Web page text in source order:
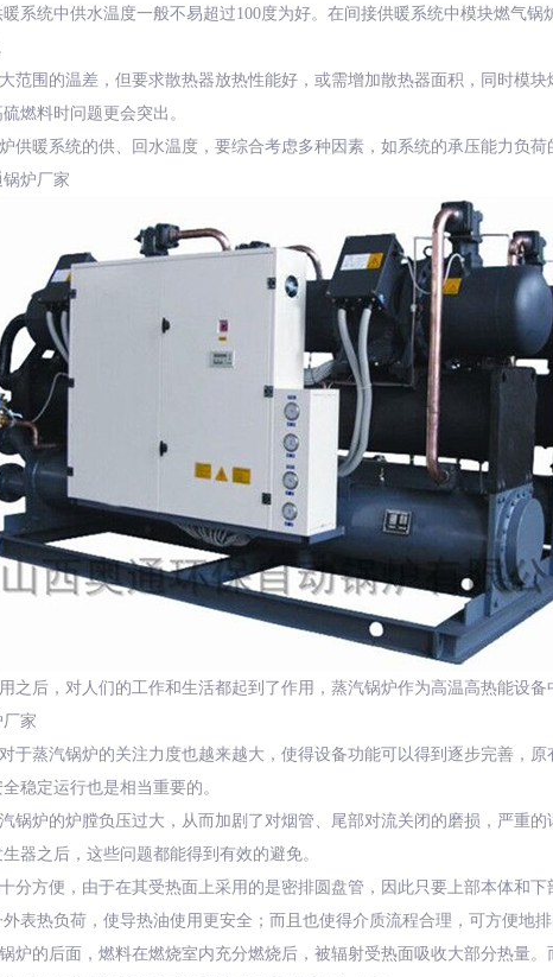
系统中供水温度一般不易超过100度为好。在间接供暖系统中模块燃气
范围的温差，但要求散热器放热性能好，或需增加散热器面积，同时模
燃料时问题更会突出。
供暖系统的供、回水温度，要综合考虑多种因素，如系统的承压能力负
炉厂家
之后，对人们的工作和生活都起到了作用，蒸汽锅炉作为高温高热能设
家
于蒸汽锅炉的关注力度也越来越大，使得设备功能可以得到逐步完善，
稳定运行也是相当重要的。
锅炉的炉膛负压过大，从而加剧了对烟管、尾部对流关闭的磨损，严重
器之后，这些问题都能得到有效的避免。
分方便，由于在其受热面上采用的是密排圆盘管，因此只要上部本体和
表热负荷，使导热油使用更安全；而且也使得介质流程合理，可方便地排
炉的后面，燃料在燃烧室内充分燃烧后，被辐射受热面吸收大部分热量